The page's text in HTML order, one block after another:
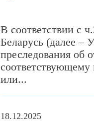
В соответствии с
Беларусь (далее –
преследования об
соответствующему
или...
18.12.2025